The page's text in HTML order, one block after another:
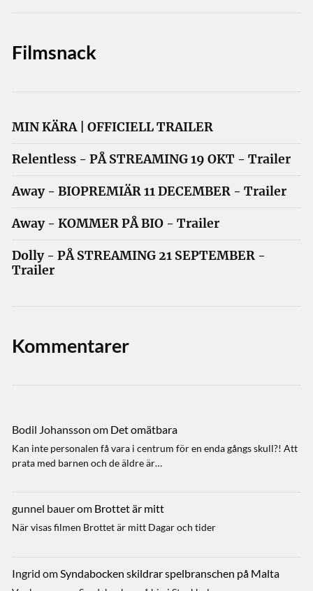
Filmsnack
MIN KÄRA | OFFICIELL TRAILER
Relentless - PÅ STREAMING 19 OKT - Trailer
Away - BIOPREMIÄR 11 DECEMBER - Trailer
Away - KOMMER PÅ BIO - Trailer
Dolly - PÅ STREAMING 21 SEPTEMBER -
Trailer
Kommentarer
Bodil Johansson om Det omätbara
Kan inte personalen få vara i centrum för en enda gångs skull?! Att
prata med barnen och de äldre är…
gunnel bauerom Brottet är mitt
När visas filmen Brottet är mitt Dagar och tider
Ingrid omSyndabocken skildrar spelbranschen på Malta